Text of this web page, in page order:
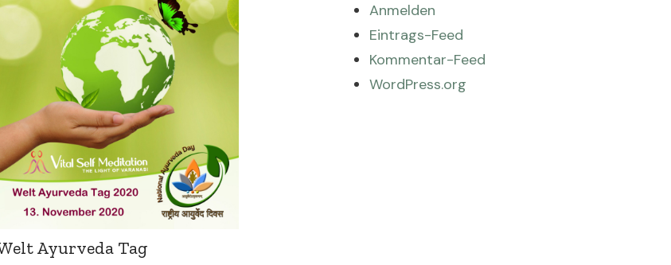
Ayurveda Tag
Anmelden
Eintrags-Feed
Kommentar-Feed
WordPress.org